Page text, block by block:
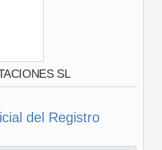
SL
del Registro